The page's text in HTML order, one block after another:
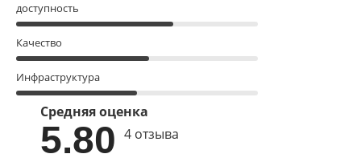
доступность
Качество
Инфраструктура
Средняя оценка
5.80 4 отзыва